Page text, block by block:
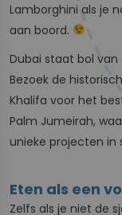
Lamborghini als je
aan boord.
Dubai staat bol van
Bezoek de
Khalifa voor het
Palm Jumeirah,
unieke projecten in
Eten als een
Zelfs als je niet de